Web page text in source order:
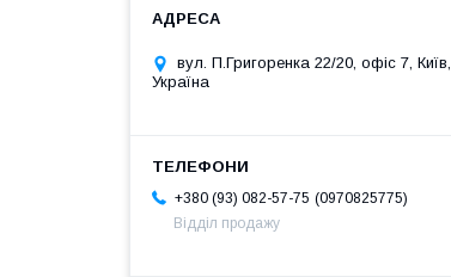
вул. П.Григоренка 22/20, офіс 7, Київ,
Україна
+380 (93) 082-57-75
0970825775
Відділ продажу